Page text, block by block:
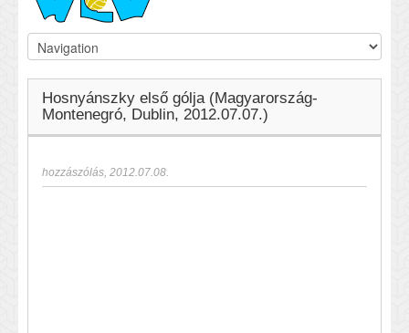
Hosnyánszky első gólja (Magyarország-
Montenegró, Dublin, 2012.07.07.)
hozzászólás, 2012.07.08.